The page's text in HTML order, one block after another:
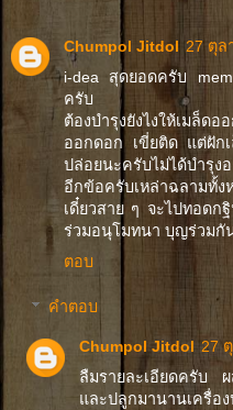
Chumpol Jitdol 27 ตุล
i-dea สุดยอดครับ
ครับ
ต้องบำรุงยังไงให้เมล็ด
ออกดอก เขี่ยติด แต่ฝัก
ปล่อยนะครับไม่ได้บำรุงอ
อีกข้อครับเหล่าฉลามทั้ง
เดี๋ยวสาย ๆ จะไปทอดก
ร่วมอนุโมทนา บุญร่วมกั
ตอบ
คำตอบ
Chumpol Jitdol 27
ลืมรายละเอียดครับ
และปลูกมานานเครื่อ